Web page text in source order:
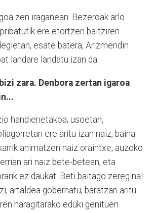
zen iraganean. Bezeroak arlo
ere etortzen baitziren.
esate batera, Arizmendin
landare landatu izan da.
zara. Denbora zertan igaroa
handienetakoa; usoetan,
ere aritu izan naiz, baina
animatzen naiz oraintxe, auzoko
ari naiz bete-betean, eta
ez daukat. Beti baitago zeregina!
artaldea gobernatu, baratzan aritu...
haragitarako eduki genituen